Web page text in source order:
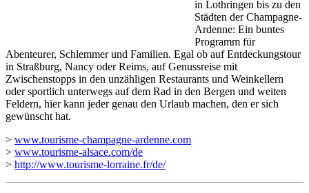
in Lothringen bis zu den
Städten der Champagne-
Ardenne: Ein buntes
Programm für
Abenteurer, Schlemmer und Familien. Egal ob auf Entdeckungstour
in Straßburg, Nancy oder Reims, auf Genussreise mit
Zwischenstopps in den unzähligen Restaurants und Weinkellern
oder sportlich unterwegs auf dem Rad in den Bergen und weiten
Feldern, hier kann jeder genau den Urlaub machen, den er sich
gewünscht hat.
> www.tourisme-champagne-ardenne.com
> www.tourisme-alsace.com/de
> http://www.tourisme-lorraine.fr/de/